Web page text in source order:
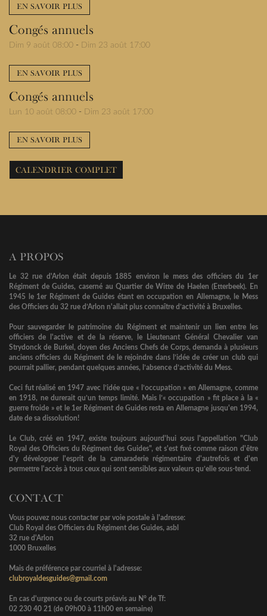
EN SAVOIR PLUS
Congés annuels
Dim 9 août 08:00 - Dim 23 août 17:00
EN SAVOIR PLUS
Congés annuels
Lun 10 août 08:00 - Dim 23 août 17:00
EN SAVOIR PLUS
CALENDRIER COMPLET
A PROPOS
Le 32 rue d'Arlon était depuis 1885 environ le mess des officiers du 1er
Régiment de Guides, caserné au Quartier de Witte de Haelen (Etterbeek). En
1945 le 1er Régiment de Guides étant en occupation en Allemagne, le Mess
des Officiers du 32 rue d’Arlon n'allait plus connaître d’activité à Bruxelles.
Pour sauvegarder le patrimoine du Régiment et maintenir un lien entre les
officiers de l'active et de la réserve, le Lieutenant Général Chevalier van
Strydonck de Burkel, doyen des Anciens Chefs de Corps, demanda à plusieurs
anciens officiers du Régiment de le rejoindre dans l’idée de créer un club qui
pourrait pallier, pendant quelques années, l’absence d’activité du Mess.
Ceci fut réalisé en 1947 avec l’idée que « l’occupation » en Allemagne, comme
en 1918, ne durerait qu’un temps limité. Mais l’« occupation » fit place à la «
guerre froide » et le 1er Régiment de Guides resta en Allemagne jusqu'en 1994,
date de sa dissolution!
Le Club, créé en 1947, existe toujours aujourd'hui sous l'appellation "Club
Royal des Officiers du Régiment des Guides", et s'est fixé comme raison d'être
d'y développer l'esprit de la camaraderie régimentaire d'autrefois et d'en
permettre l'accès à tous ceux qui sont sensibles aux valeurs qu’elle sous-tend.
CONTACT
Vous pouvez nous contacter par voie postale à l'adresse:
Club Royal des Officiers du Régiment des Guides, asbl
32 rue d'Arlon
1000 Bruxelles
Mais de préférence par courriel à l'adresse:
clubroyaldesguides@gmail.com
En cas d'urgence ou de courts préavis au N° de Tf:
02 230 40 21 (de 09h00 à 11h00 en semaine)